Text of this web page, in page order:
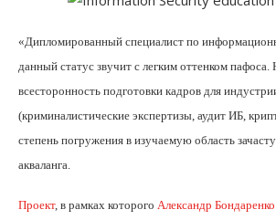
«Дипломированный специалист по
данный статус звучит с легким оттенком пафоса.
всесторонность подготовки кадров для
(криминалистические экспертизы, аудит ИБ,
степень погружения в изучаемую область
акваланга.
Проект, в рамках которого Александр Бондаренко